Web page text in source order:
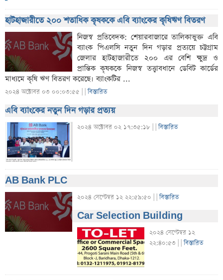
হাটহাজারীতে ২০০ শতাধিক কৃষককে এবি ব্যাংকের কৃষিঋণ বিতরণ
নিজস্ব প্রতিবেদক: শেয়ারবাজারে তালিকাভুক্ত এবি
ব্যাংক পিএলসি নতুন দিন গড়ার প্রত্যয়ে চট্টগ্রাম
জেলার হাটহাজারীতে ২০০ এর বেশি ক্ষুদ্র ও
প্রান্তিক কৃষককে নিজস্ব তত্ত্বাবধানে ডেবিট কার্ডের
মাধ্যমে কৃষি ঋণ বিতরণ করেছে। ব্যাংকটির ...
২০২৪ অক্টোবর ০৩ ০০:০৩:৫৫ | |বিস্তারিত
এবি ব্যাংকের নতুন দিন গড়ার প্রত্যয়
২০২৪ অক্টোবর ০২ ১৭:৩৫:১৮ | |বিস্তারিত
AB Bank PLC
২০২৪ সেপ্টেম্বর ১২ ২২:৫৯:৫০ | |বিস্তারিত
Car Selection Building
২০২৪ সেপ্টেম্বর ১২
২২:৪০:৫৩ |
|বিস্তারিত